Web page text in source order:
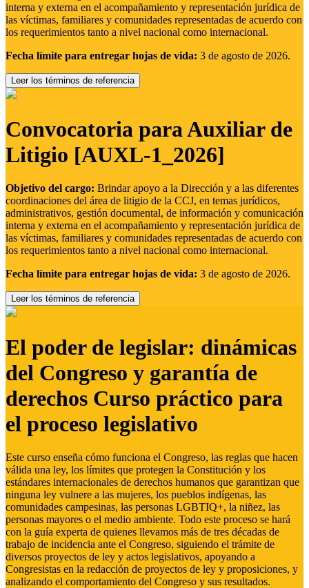
interna y externa en el acompañamiento y representación jurídica de
las víctimas, familiares y comunidades representadas de acuerdo con
los requerimientos tanto a nivel nacional como internacional.
Fecha límite para entregar hojas de vida: 3 de agosto de 2026.
Leer los términos de referencia
Convocatoria para Auxiliar de
Litigio [AUXL-1_2026]
Objetivo del cargo: Brindar apoyo a la Dirección y a las diferentes
coordinaciones del área de litigio de la CCJ, en temas jurídicos,
administrativos, gestión documental, de información y comunicación
interna y externa en el acompañamiento y representación jurídica de
las víctimas, familiares y comunidades representadas de acuerdo con
los requerimientos tanto a nivel nacional como internacional.
Fecha límite para entregar hojas de vida: 3 de agosto de 2026.
Leer los términos de referencia
El poder de legislar: dinámicas
del Congreso y garantía de
derechos Curso práctico para
el proceso legislativo
Este curso enseña cómo funciona el Congreso, las reglas que hacen
válida una ley, los límites que protegen la Constitución y los
estándares internacionales de derechos humanos que garantizan que
ninguna ley vulnere a las mujeres, los pueblos indígenas, las
comunidades campesinas, las personas LGBTIQ+, la niñez, las
personas mayores o el medio ambiente. Todo este proceso se hará
con la guía experta de quienes llevamos más de tres décadas de
trabajo de incidencia ante el Congreso, siguiendo el trámite de
diversos proyectos de ley y actos legislativos, apoyando a
Congresistas en la redacción de proyectos de ley y proposiciones, y
analizando el comportamiento del Congreso y sus resultados.